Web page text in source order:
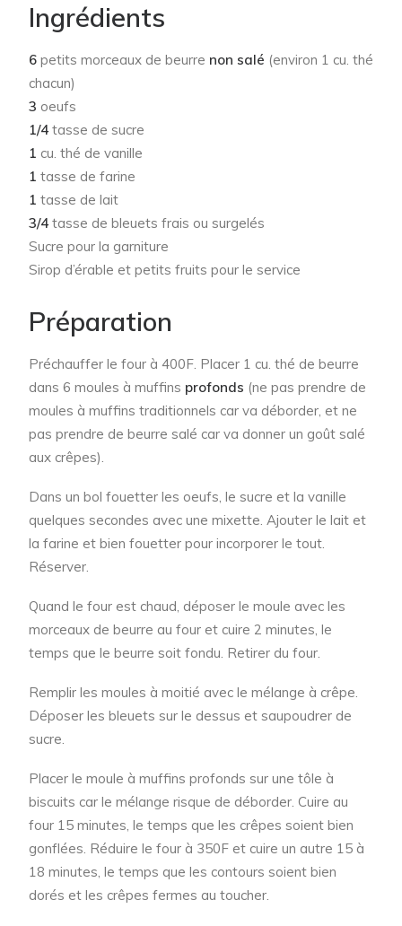
Ingrédients
6 petits morceaux de beurre non salé (environ 1 cu. thé
chacun)
3 oeufs
1/4 tasse de sucre
1 cu. thé de vanille
1 tasse de farine
1 tasse de lait
3/4 tasse de bleuets frais ou surgelés
Sucre pour la garniture
Sirop d’érable et petits fruits pour le service
Préparation
Préchauffer le four à 400F. Placer 1 cu. thé de beurre
dans 6 moules à muffins profonds (ne pas prendre de
moules à muffins traditionnels car va déborder, et ne
pas prendre de beurre salé car va donner un goût salé
aux crêpes).
Dans un bol fouetter les oeufs, le sucre et la vanille
quelques secondes avec une mixette. Ajouter le lait et
la farine et bien fouetter pour incorporer le tout.
Réserver.
Quand le four est chaud, déposer le moule avec les
morceaux de beurre au four et cuire 2 minutes, le
temps que le beurre soit fondu. Retirer du four.
Remplir les moules à moitié avec le mélange à crêpe.
Déposer les bleuets sur le dessus et saupoudrer de
sucre.
Placer le moule à muffins profonds sur une tôle à
biscuits car le mélange risque de déborder. Cuire au
four 15 minutes, le temps que les crêpes soient bien
gonflées. Réduire le four à 350F et cuire un autre 15 à
18 minutes, le temps que les contours soient bien
dorés et les crêpes fermes au toucher.